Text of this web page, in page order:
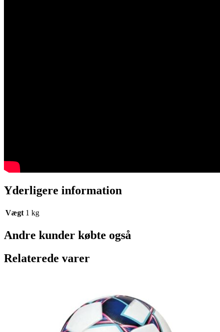
Yderligere information
Vægt 1 kg
Andre kunder købte også
Relaterede varer